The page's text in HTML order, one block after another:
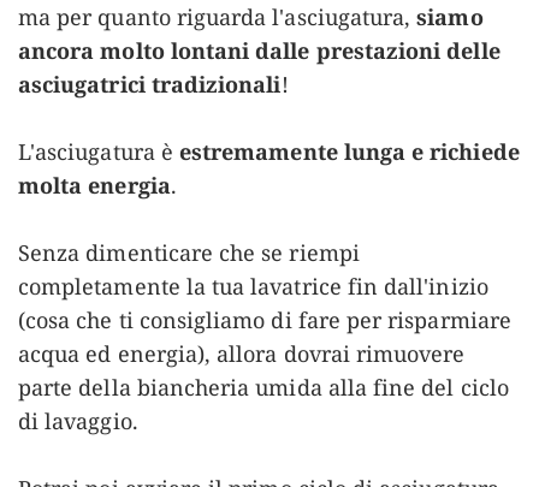
ma per quanto riguarda l'asciugatura,siamo
ancora molto lontani dalle prestazioni delle
asciugatrici tradizionali!
L'asciugatura è estremamente lunga e richiede
molta energia.
Senza dimenticare che se riempi
completamente la tua lavatrice fin dall'inizio
(cosa che ti consigliamo di fare per risparmiare
acqua ed energia), allora dovrai rimuovere
parte della biancheria umida alla fine del ciclo
di lavaggio.